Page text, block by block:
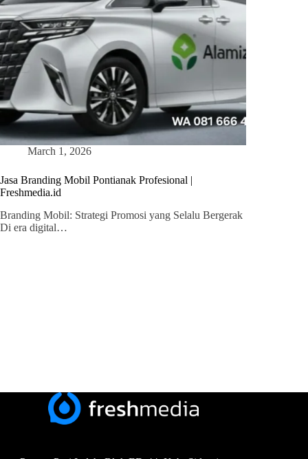
March 1, 2026
Jasa Branding Mobil Pontianak Profesional |
Freshmedia.id
Branding Mobil: Strategi Promosi yang Selalu Bergerak
Di era digital…